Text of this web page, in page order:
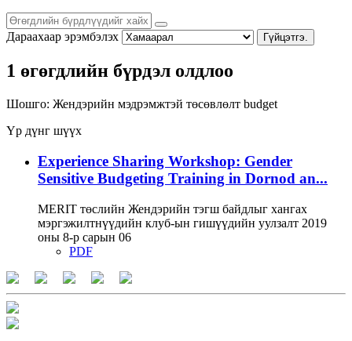
Дараахаар эрэмбэлэх Гүйцэтгэ.
1 өгөгдлийн бүрдэл олдлоо
Шошго: Жендэрийн мэдрэмжтэй төсөвлөлт budget
Үр дүнг шүүх
Experience Sharing Workshop: Gender
Sensitive Budgeting Training in Dornod an...
MERIT төслийн Жендэрийн тэгш байдлыг хангах
мэргэжилтнүүдийн клуб-ын гишүүдийн уулзалт 2019
оны 8-р сарын 06
PDF